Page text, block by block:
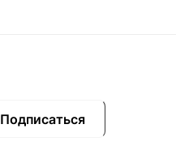
Подписаться